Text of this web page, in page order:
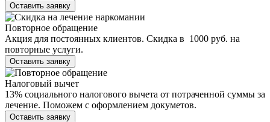
Оставить заявку
Повторное обращение
Акция для постоянных клиентов. Скидка в 1000 руб. на
повторные услуги.
Оставить заявку
Налоговый вычет
13% социального налогового вычета от потраченной суммы за
лечение. Поможем с оформлением докуметов.
Оставить заявку